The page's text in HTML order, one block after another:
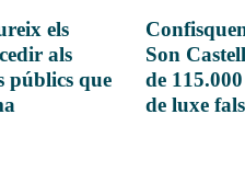
els
als
públics que
Son
de
de luxe